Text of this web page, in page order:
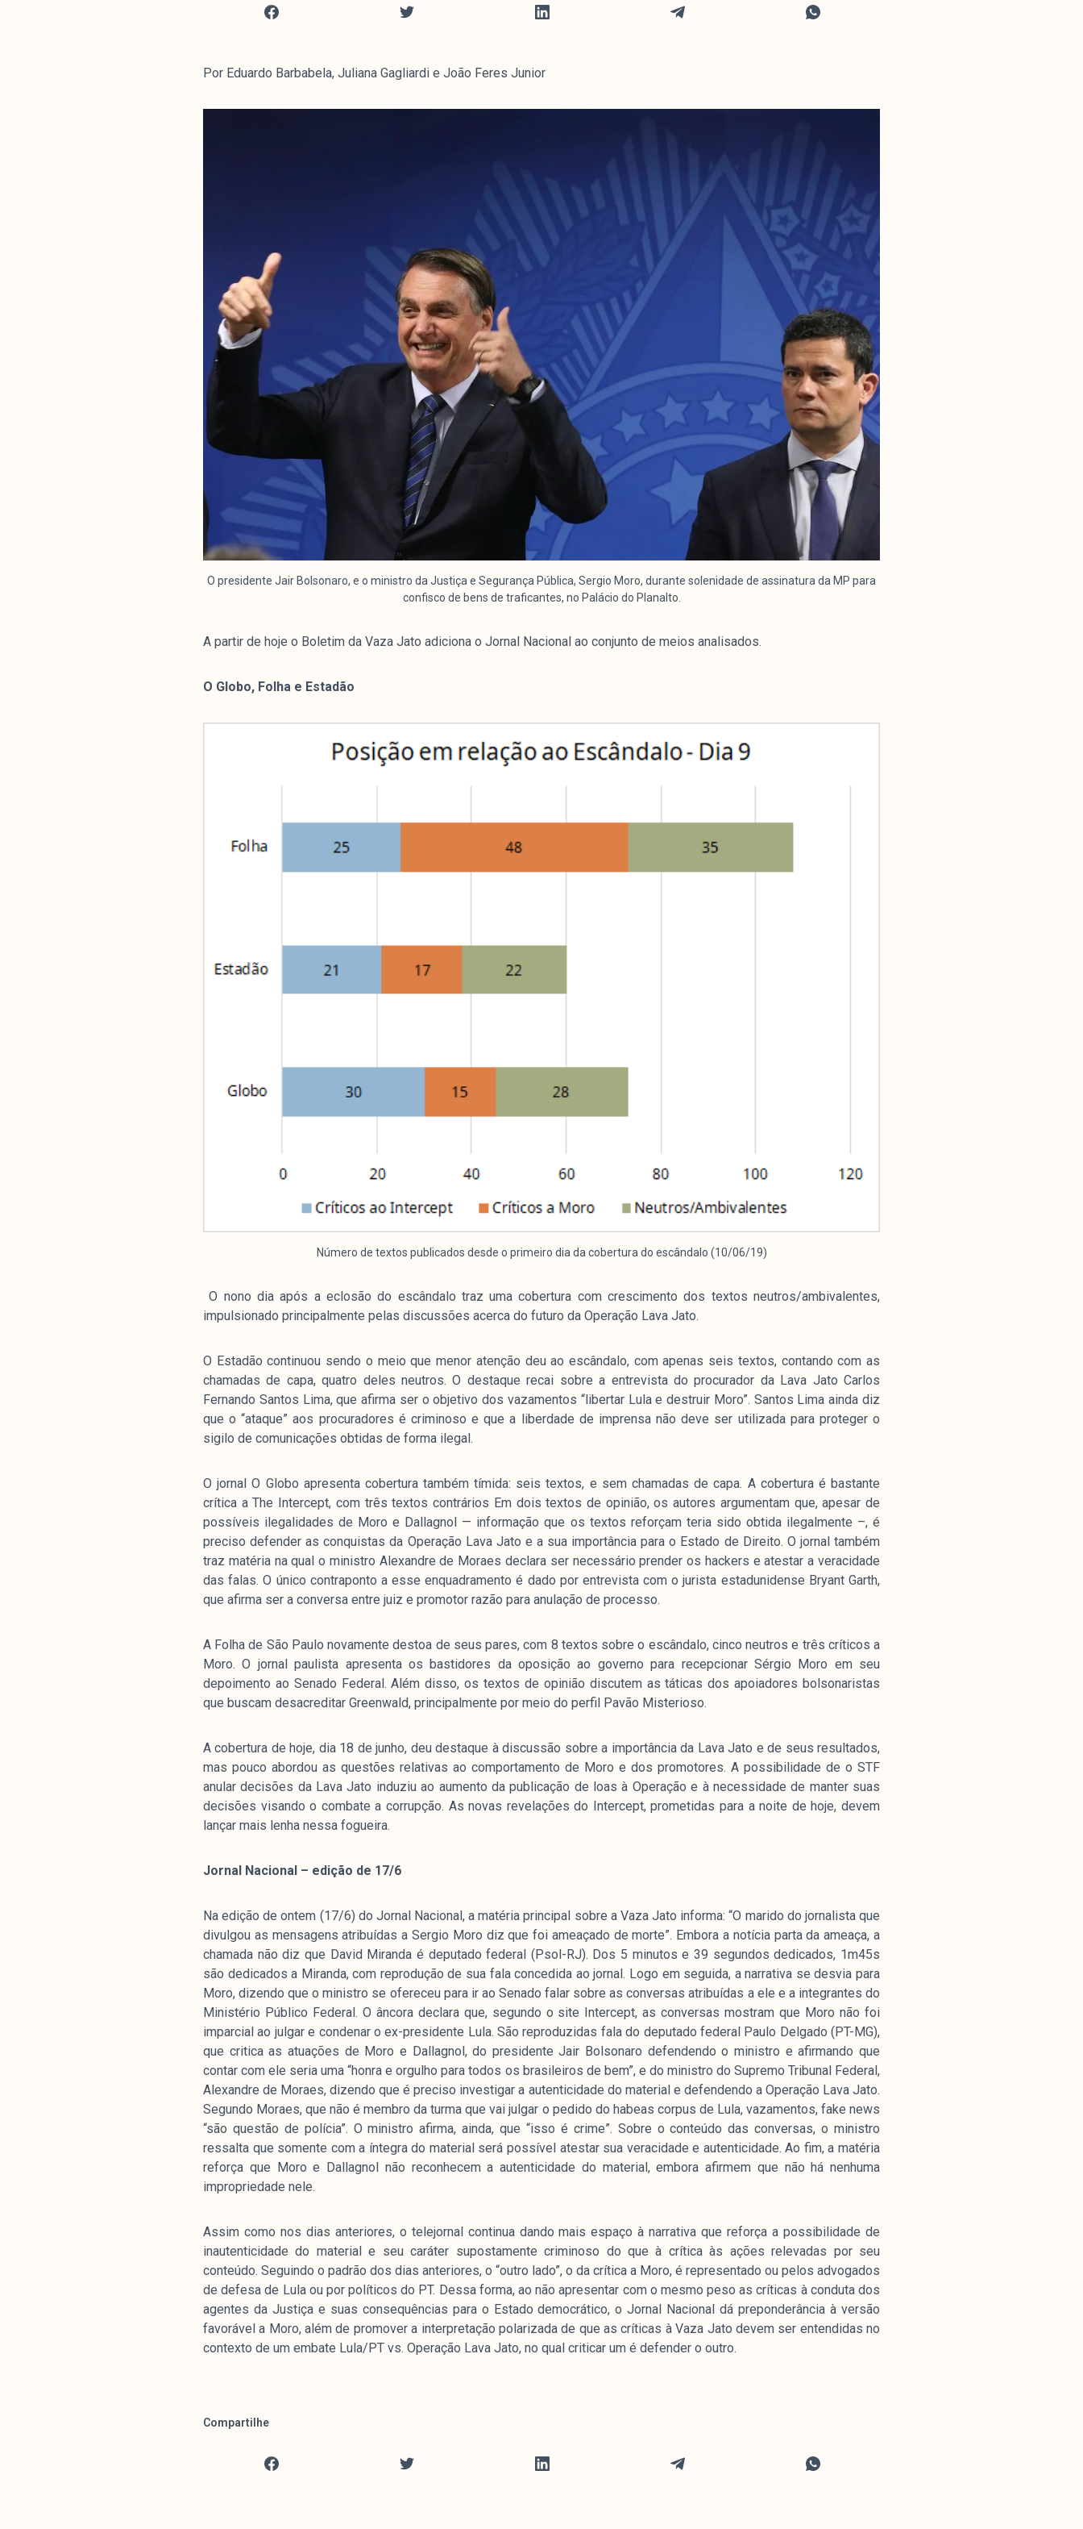
Análises
Boletim M
Podcasts
M Instagram
Arquivos
Política Externa Brasileira
Boletim da Pluralidade M
colabore
O Manchetômetro é um site de acompanhamento da cobertura da grande mídia sobre
temas de economia e política produzido pelo Laboratório de Estudos de Mídia e
Universidade do Estado do Rio de Janeiro (UERJ). O Manchetômetro não tem filiação
com partidos ou grupos econômicos.
Institucional
Missão
Na Mídia
Parcerias
Parceria
Por Eduardo Barbabela, Juliana Gagliardi e João Feres Junior
O presidente Jair Bolsonaro, e o ministro da Justiça e Segurança Pública, Sergio Moro, durante solenidade de assinatura da MP para
confisco de bens de traficantes, no Palácio do Planalto.
A partir de hoje o Boletim da Vaza Jato adiciona o Jornal Nacional ao conjunto de meios analisados.
O Globo, Folha e Estadão
Número de textos publicados desde o primeiro dia da cobertura do escândalo (10/06/19)
O nono dia após a eclosão do escândalo traz uma cobertura com crescimento dos textos neutros/ambivalentes,
impulsionado principalmente pelas discussões acerca do futuro da Operação Lava Jato.
O Estadão continuou sendo o meio que menor atenção deu ao escândalo, com apenas seis textos, contando com as
chamadas de capa, quatro deles neutros. O destaque recai sobre a entrevista do procurador da Lava Jato Carlos
Fernando Santos Lima, que afirma ser o objetivo dos vazamentos “libertar Lula e destruir Moro”. Santos Lima ainda diz
que o “ataque” aos procuradores é criminoso e que a liberdade de imprensa não deve ser utilizada para proteger o
sigilo de comunicações obtidas de forma ilegal.
O jornal O Globo apresenta cobertura também tímida: seis textos, e sem chamadas de capa. A cobertura é bastante
crítica a The Intercept, com três textos contrários Em dois textos de opinião, os autores argumentam que, apesar de
possíveis ilegalidades de Moro e Dallagnol — informação que os textos reforçam teria sido obtida ilegalmente –, é
preciso defender as conquistas da Operação Lava Jato e a sua importância para o Estado de Direito. O jornal também
traz matéria na qual o ministro Alexandre de Moraes declara ser necessário prender os hackers e atestar a veracidade
das falas. O único contraponto a esse enquadramento é dado por entrevista com o jurista estadunidense Bryant Garth,
que afirma ser a conversa entre juiz e promotor razão para anulação de processo.
A Folha de São Paulo novamente destoa de seus pares, com 8 textos sobre o escândalo, cinco neutros e três críticos a
Moro. O jornal paulista apresenta os bastidores da oposição ao governo para recepcionar Sérgio Moro em seu
depoimento ao Senado Federal. Além disso, os textos de opinião discutem as táticas dos apoiadores bolsonaristas
que buscam desacreditar Greenwald, principalmente por meio do perfil Pavão Misterioso.
A cobertura de hoje, dia 18 de junho, deu destaque à discussão sobre a importância da Lava Jato e de seus resultados,
mas pouco abordou as questões relativas ao comportamento de Moro e dos promotores. A possibilidade de o STF
anular decisões da Lava Jato induziu ao aumento da publicação de loas à Operação e à necessidade de manter suas
decisões visando o combate a corrupção. As novas revelações do Intercept, prometidas para a noite de hoje, devem
lançar mais lenha nessa fogueira.
Jornal Nacional – edição de 17/6
Na edição de ontem (17/6) do Jornal Nacional, a matéria principal sobre a Vaza Jato informa: “O marido do jornalista que
divulgou as mensagens atribuídas a Sergio Moro diz que foi ameaçado de morte”. Embora a notícia parta da ameaça, a
chamada não diz que David Miranda é deputado federal (Psol-RJ). Dos 5 minutos e 39 segundos dedicados, 1m45s
são dedicados a Miranda, com reprodução de sua fala concedida ao jornal. Logo em seguida, a narrativa se desvia para
Moro, dizendo que o ministro se ofereceu para ir ao Senado falar sobre as conversas atribuídas a ele e a integrantes do
Ministério Público Federal. O âncora declara que, segundo o site Intercept, as conversas mostram que Moro não foi
imparcial ao julgar e condenar o ex-presidente Lula. São reproduzidas fala do deputado federal Paulo Delgado (PT-MG),
que critica as atuações de Moro e Dallagnol, do presidente Jair Bolsonaro defendendo o ministro e afirmando que
contar com ele seria uma “honra e orgulho para todos os brasileiros de bem”, e do ministro do Supremo Tribunal Federal,
Alexandre de Moraes, dizendo que é preciso investigar a autenticidade do material e defendendo a Operação Lava Jato.
Segundo Moraes, que não é membro da turma que vai julgar o pedido do habeas corpus de Lula, vazamentos, fake news
“são questão de polícia”. O ministro afirma, ainda, que “isso é crime”. Sobre o conteúdo das conversas, o ministro
ressalta que somente com a íntegra do material será possível atestar sua veracidade e autenticidade. Ao fim, a matéria
reforça que Moro e Dallagnol não reconhecem a autenticidade do material, embora afirmem que não há nenhuma
impropriedade nele.
Assim como nos dias anteriores, o telejornal continua dando mais espaço à narrativa que reforça a possibilidade de
inautenticidade do material e seu caráter supostamente criminoso do que à crítica às ações relevadas por seu
conteúdo. Seguindo o padrão dos dias anteriores, o “outro lado”, o da crítica a Moro, é representado ou pelos advogados
de defesa de Lula ou por políticos do PT. Dessa forma, ao não apresentar com o mesmo peso as críticas à conduta dos
agentes da Justiça e suas consequências para o Estado democrático, o Jornal Nacional dá preponderância à versão
favorável a Moro, além de promover a interpretação polarizada de que as críticas à Vaza Jato devem ser entendidas no
contexto de um embate Lula/PT vs. Operação Lava Jato, no qual criticar um é defender o outro.
Compartilhe